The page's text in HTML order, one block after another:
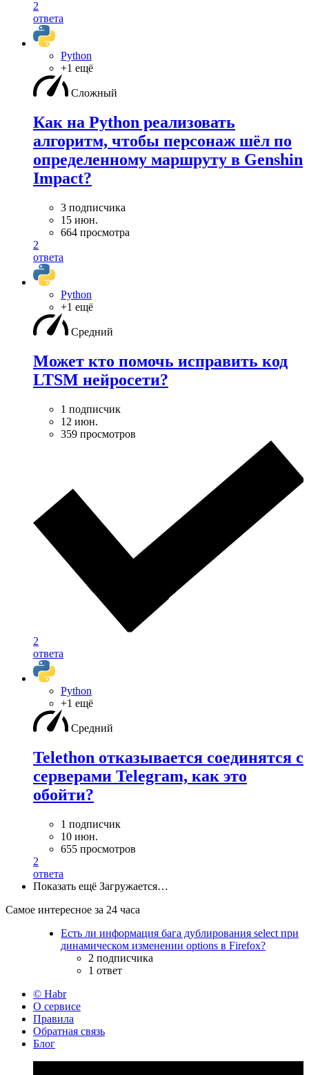
2
ответа
Python
+1 ещё
Сложный
Как на Python реализовать
алгоритм, чтобы персонаж шёл по
определенному маршруту в Genshin
Impact?
3 подписчика
15 июн.
664 просмотра
2
ответа
Python
+1 ещё
Средний
Может кто помочь исправить код
LTSM нейросети?
1 подписчик
12 июн.
359 просмотров
2
ответа
Python
+1 ещё
Средний
Telethon отказывается соединятся с
серверами Telegram, как это
обойти?
1 подписчик
10 июн.
655 просмотров
2
ответа
Показать ещё Загружается…
Самое интересное за 24 часа
Есть ли информация бага дублирования select при
динамическом изменении options в Firefox?
2 подписчика
1 ответ
© Habr
О сервисе
Правила
Обратная связь
Блог